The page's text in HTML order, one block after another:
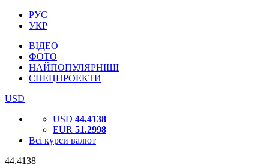
РУС
УКР
ВІДЕО
ФОТО
НАЙПОПУЛЯРНІШІ
СПЕЦПРОЕКТИ
USD
USD 44.4138
EUR 51.2998
Всі курси валют
44.4138